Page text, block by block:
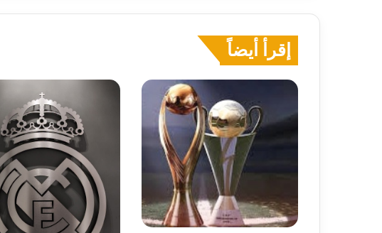
إقرأ أيضاً